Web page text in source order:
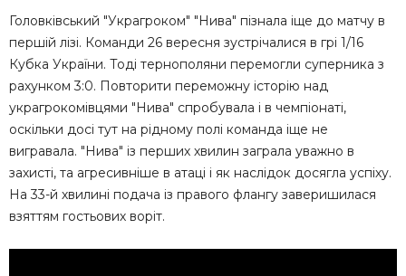
Головківський "Украгроком" "Нива" пізнала іще до матчу в
першій лізі. Команди 26 вересня зустрічалися в грі 1/16
Кубка України. Тоді тернополяни перемогли суперника з
рахунком 3:0. Повторити переможну історію над
украгрокомівцями "Нива" спробувала і в чемпіонаті,
оскільки досі тут на рідному полі команда іще не
вигравала. "Нива" із перших хвилин заграла уважно в
захисті, та агресивніше в атаці і як наслідок досягла успіху.
На 33-й хвилині подача із правого флангу заверишилася
взяттям гостьових воріт.